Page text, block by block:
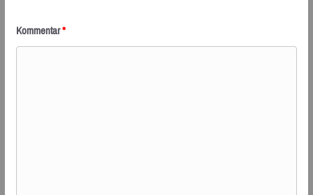
Kommentar*